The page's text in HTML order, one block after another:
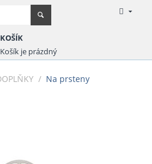
KOŠÍK
Košík je prázdný
/ Na prsteny